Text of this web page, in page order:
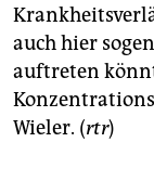
auch hier
auftreten
Wieler. (rtr)